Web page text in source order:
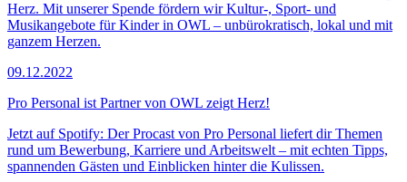
Herz. Mit unserer Spende fördern wir Kultur-, Sport- und
Musikangebote für Kinder in OWL – unbürokratisch, lokal und mit
ganzem Herzen.
09.12.2022
Pro Personal ist Partner von OWL zeigt Herz!
Jetzt auf Spotify: Der Procast von Pro Personal liefert dir Themen
rund um Bewerbung, Karriere und Arbeitswelt – mit echten Tipps,
spannenden Gästen und Einblicken hinter die Kulissen.